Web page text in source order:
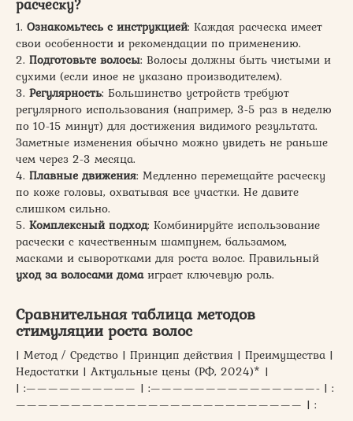
расческу?
1. Ознакомьтесь с инструкцией: Каждая расческа имеет
свои особенности и рекомендации по применению.
2. Подготовьте волосы: Волосы должны быть чистыми и
сухими (если иное не указано производителем).
3. Регулярность: Большинство устройств требуют
регулярного использования (например, 3-5 раз в неделю
по 10-15 минут) для достижения видимого результата.
Заметные изменения обычно можно увидеть не раньше
чем через 2-3 месяца.
4. Плавные движения: Медленно перемещайте расческу
по коже головы, охватывая все участки. Не давите
слишком сильно.
5. Комплексный подход: Комбинируйте использование
расчески с качественным шампунем, бальзамом,
масками и сыворотками для роста волос. Правильный
уход за волосами домаиграет ключевую роль.
Сравнительная таблица методов
стимуляции роста волос
| Метод / Средство | Принцип действия | Преимущества |
Недостатки | Актуальные цены (РФ, 2024)* |
| :—————————— | :———————————————- | :
—————————————————————————— | :